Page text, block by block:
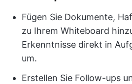
Fügen Sie Dokumente,
zu Ihrem Whiteboard
Erkenntnisse direkt in
um.
Erstellen Sie Follow-ups